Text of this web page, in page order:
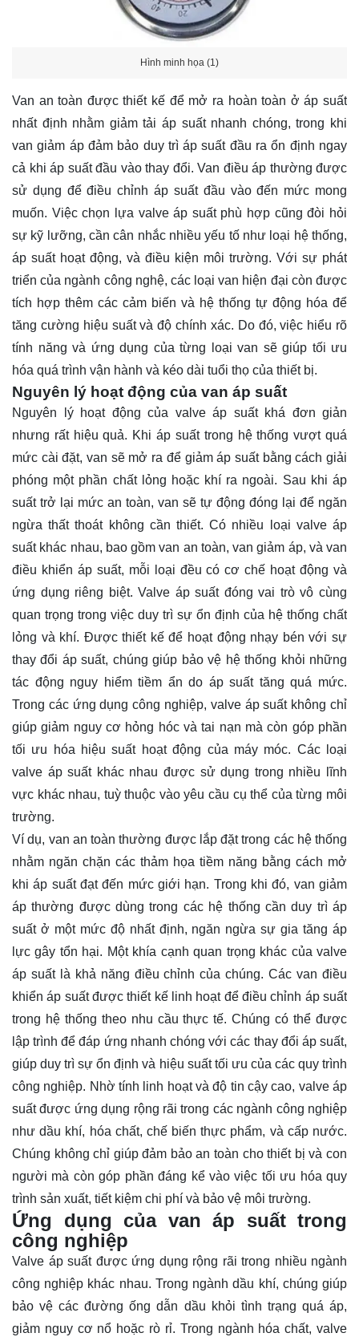
Hình minh họa (1)
Van an toàn được thiết kế để mở ra hoàn toàn ở áp suất
nhất định nhằm giảm tải áp suất nhanh chóng, trong khi
van giảm áp đảm bảo duy trì áp suất đầu ra ổn định ngay
cả khi áp suất đầu vào thay đổi. Van điều áp thường được
sử dụng để điều chỉnh áp suất đầu vào đến mức mong
muốn. Việc chọn lựa valve áp suất phù hợp cũng đòi hỏi
sự kỹ lưỡng, cần cân nhắc nhiều yếu tố như loại hệ thống,
áp suất hoạt động, và điều kiện môi trường. Với sự phát
triển của ngành công nghệ, các loại van hiện đại còn được
tích hợp thêm các cảm biến và hệ thống tự động hóa để
tăng cường hiệu suất và độ chính xác. Do đó, việc hiểu rõ
tính năng và ứng dụng của từng loại van sẽ giúp tối ưu
hóa quá trình vận hành và kéo dài tuổi thọ của thiết bị.
Nguyên lý hoạt động của van áp suất
Nguyên lý hoạt động của valve áp suất khá đơn giản
nhưng rất hiệu quả. Khi áp suất trong hệ thống vượt quá
mức cài đặt, van sẽ mở ra để giảm áp suất bằng cách giải
phóng một phần chất lỏng hoặc khí ra ngoài. Sau khi áp
suất trở lại mức an toàn, van sẽ tự động đóng lại để ngăn
ngừa thất thoát không cần thiết. Có nhiều loại valve áp
suất khác nhau, bao gồm van an toàn, van giảm áp, và van
điều khiển áp suất, mỗi loại đều có cơ chế hoạt động và
ứng dụng riêng biệt. Valve áp suất đóng vai trò vô cùng
quan trọng trong việc duy trì sự ổn định của hệ thống chất
lỏng và khí. Được thiết kế để hoạt động nhạy bén với sự
thay đổi áp suất, chúng giúp bảo vệ hệ thống khỏi những
tác động nguy hiểm tiềm ẩn do áp suất tăng quá mức.
Trong các ứng dụng công nghiệp, valve áp suất không chỉ
giúp giảm nguy cơ hỏng hóc và tai nạn mà còn góp phần
tối ưu hóa hiệu suất hoạt động của máy móc. Các loại
valve áp suất khác nhau được sử dụng trong nhiều lĩnh
vực khác nhau, tuỳ thuộc vào yêu cầu cụ thể của từng môi
trường.
Ví dụ, van an toàn thường được lắp đặt trong các hệ thống
nhằm ngăn chặn các thảm họa tiềm năng bằng cách mở
khi áp suất đạt đến mức giới hạn. Trong khi đó, van giảm
áp thường được dùng trong các hệ thống cần duy trì áp
suất ở một mức độ nhất định, ngăn ngừa sự gia tăng áp
lực gây tổn hại. Một khía cạnh quan trọng khác của valve
áp suất là khả năng điều chỉnh của chúng. Các van điều
khiển áp suất được thiết kế linh hoạt để điều chỉnh áp suất
trong hệ thống theo nhu cầu thực tế. Chúng có thể được
lập trình để đáp ứng nhanh chóng với các thay đổi áp suất,
giúp duy trì sự ổn định và hiệu suất tối ưu của các quy trình
công nghiệp. Nhờ tính linh hoạt và độ tin cậy cao, valve áp
suất được ứng dụng rộng rãi trong các ngành công nghiệp
như dầu khí, hóa chất, chế biến thực phẩm, và cấp nước.
Chúng không chỉ giúp đảm bảo an toàn cho thiết bị và con
người mà còn góp phần đáng kể vào việc tối ưu hóa quy
trình sản xuất, tiết kiệm chi phí và bảo vệ môi trường.
Ứng dụng của van áp suất trong
công nghiệp
Valve áp suất được ứng dụng rộng rãi trong nhiều ngành
công nghiệp khác nhau. Trong ngành dầu khí, chúng giúp
bảo vệ các đường ống dẫn dầu khỏi tình trạng quá áp,
giảm nguy cơ nổ hoặc rò rỉ. Trong ngành hóa chất, valve